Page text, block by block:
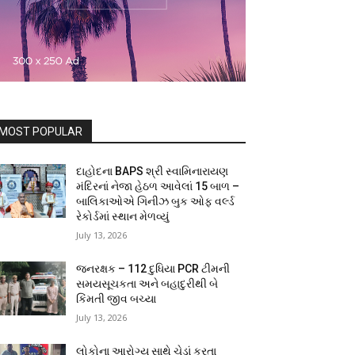
POPULAR
દાહોદના BAPS શ્રી સ્વામિનારાયણ
મંદિરનાં નેજા હેઠળ આવેલાં 15 બાળ –
બાલિકાઓએ ગિનીઝ બુક ઓફ વર્લ્ડ
રેકોર્ડમાં સ્થાન મેળવ્યું
July 13, 2026
જનરક્ષક – 112 દુધિયા PCR ટીમની
સમયસૂચકતા અને બહાદુરીથી બે
કિંમતી જીવ બચ્યા
July 13, 2026
લોકોના આરોગ્ય સાથે ચેડાં કરતા